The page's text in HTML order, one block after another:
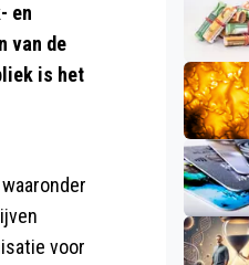
en
van de
is het
voor